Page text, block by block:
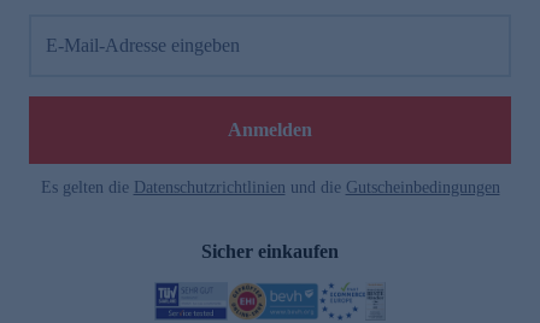
E-Mail-Adresse eingeben
Anmelden
Es gelten die Datenschutzrichtlinien und die Gutscheinbedingungen
Sicher einkaufen